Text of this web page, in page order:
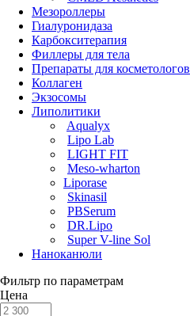
Мезороллеры
Гиалуронидаза
Карбокситерапия
Филлеры для тела
Препараты для косметологов
Коллаген
Экзосомы
Липолитики
Aqualyx
Lipo Lab
LIGHT FIT
Meso-wharton
Liporase
Skinasil
PBSerum
DR.Lipo
Super V-line Sol
Наноканюли
Фильтр по параметрам
Цена